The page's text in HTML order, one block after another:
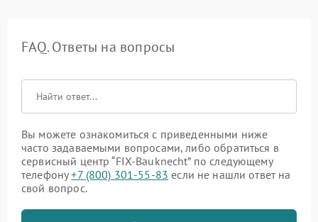
FAQ. Ответы на вопросы
Вы можете ознакомиться с приведенными ниже
часто задаваемыми вопросами, либо обратиться в
сервисный центр “FIX-Bauknecht” по следующему
телефону+7 (800) 301-55-83 если не нашли ответ на
свой вопрос.